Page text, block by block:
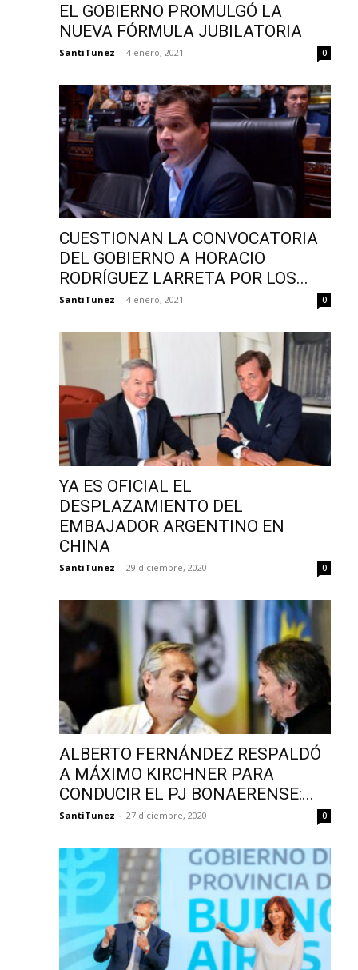
EL GOBIERNO PROMULGÓ LA
NUEVA FÓRMULA JUBILATORIA
SantiTunez - 4 enero, 2021 0
CUESTIONAN LA CONVOCATORIA
DEL GOBIERNO A HORACIO
RODRÍGUEZ LARRETA POR LOS...
SantiTunez - 4 enero, 2021 0
YA ES OFICIAL EL
DESPLAZAMIENTO DEL
EMBAJADOR ARGENTINO EN
CHINA
SantiTunez - 29 diciembre, 2020 0
ALBERTO FERNÁNDEZ RESPALDÓ
A MÁXIMO KIRCHNER PARA
CONDUCIR EL PJ BONAERENSE:...
SantiTunez - 27 diciembre, 2020 0